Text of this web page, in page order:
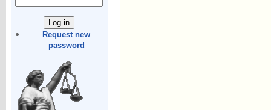
Request new
password